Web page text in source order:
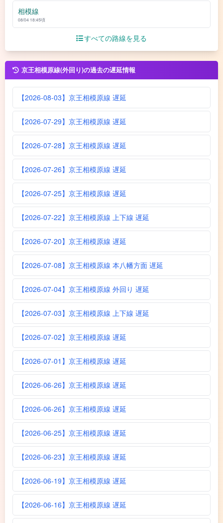
相模線
08/04 18:45頃
すべての路線を見る
京王相模原線(外回り)の過去の遅延情報
【2026-08-03】京王相模原線 遅延
【2026-07-29】京王相模原線 遅延
【2026-07-28】京王相模原線 遅延
【2026-07-26】京王相模原線 遅延
【2026-07-25】京王相模原線 遅延
【2026-07-22】京王相模原線 上下線 遅延
【2026-07-20】京王相模原線 遅延
【2026-07-08】京王相模原線 本八幡方面 遅延
【2026-07-04】京王相模原線 外回り 遅延
【2026-07-03】京王相模原線 上下線 遅延
【2026-07-02】京王相模原線 遅延
【2026-07-01】京王相模原線 遅延
【2026-06-26】京王相模原線 遅延
【2026-06-26】京王相模原線 遅延
【2026-06-25】京王相模原線 遅延
【2026-06-23】京王相模原線 遅延
【2026-06-19】京王相模原線 遅延
【2026-06-16】京王相模原線 遅延